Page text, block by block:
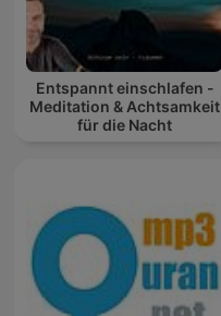
Entspannt einschlafen -
Meditation & Achtsamkeit
für die Nacht